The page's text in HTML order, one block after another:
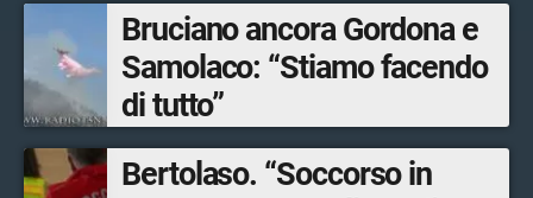
Bruciano ancora Gordona e
Samolaco: “Stiamo facendo
di tutto”
Bertolaso. “Soccorso in